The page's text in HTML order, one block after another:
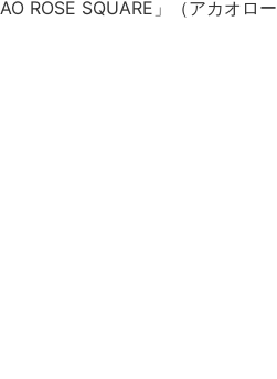
ROSE SQUARE」（アカオロ